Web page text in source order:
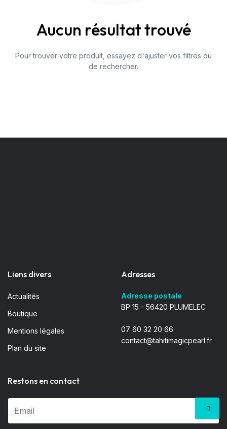
Aucun résultat trouvé
Pour trouver votre produit, essayez d'ajuster vos filtres ou
de rechercher.
Liens divers
Actualités
Boutique
Mentions légales
Plan du site
Adresses
Adresse postale
BP 15 - 56420 PLUMELEC
07 60 32 20 66
contact@tahitimagicpearl.fr
Restons en contact